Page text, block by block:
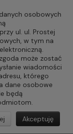
osobowych
ul. ul. Prostej
w tym na
może zostać
wiadomości
którego
dane osobowe
będą
Akceptuję